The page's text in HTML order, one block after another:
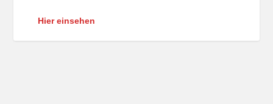
Hier einsehen